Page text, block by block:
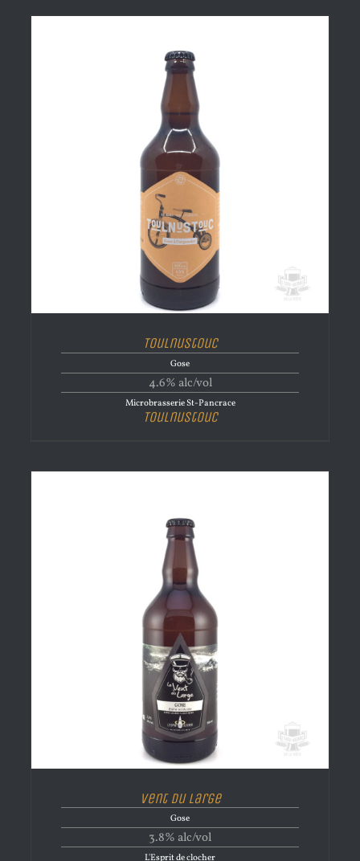
Toulnustouc
Gose
4.6% alc/vol
Microbrasserie St-Pancrace
Toulnustouc
Vent du Large
Gose
3.8% alc/vol
L'Esprit de clocher